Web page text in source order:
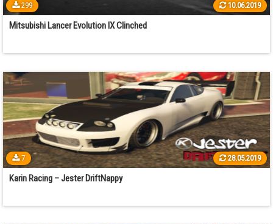
299 10.06.2019
Mitsubishi Lancer Evolution IX Clinched
7 28.05.2019
Karin Racing – Jester DriftNappy